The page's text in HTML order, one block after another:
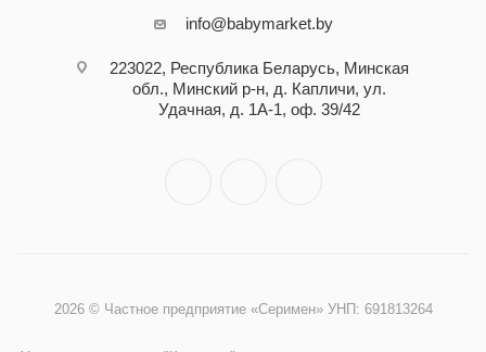
info@babymarket.by
223022, Республика Беларусь, Минская
обл., Минский р-н, д. Капличи, ул.
Удачная, д. 1А-1, оф. 39/42
2026 © Частное предприятие «Серимен» УНП: 691813264